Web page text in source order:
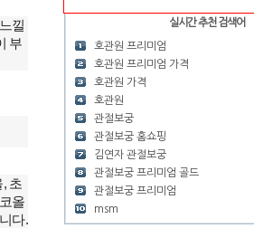
낄
부
초
올
다.
실시간 추천 검색어
호관원 프리미엄
호관원 프리미엄 가격
호관원 가격
호관원
관절보궁
관절보궁 홈쇼핑
김연자 관절보궁
관절보궁 프리미엄 골드
관절보궁 프리미엄
msm